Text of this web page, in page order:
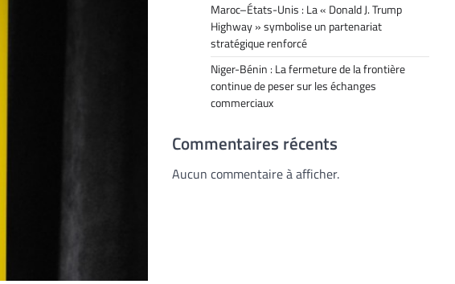
Maroc–États-Unis : La « Donald J. Trump
Highway » symbolise un partenariat
stratégique renforcé
Niger-Bénin : La fermeture de la frontière
continue de peser sur les échanges
commerciaux
Commentaires récents
Aucun commentaire à afficher.